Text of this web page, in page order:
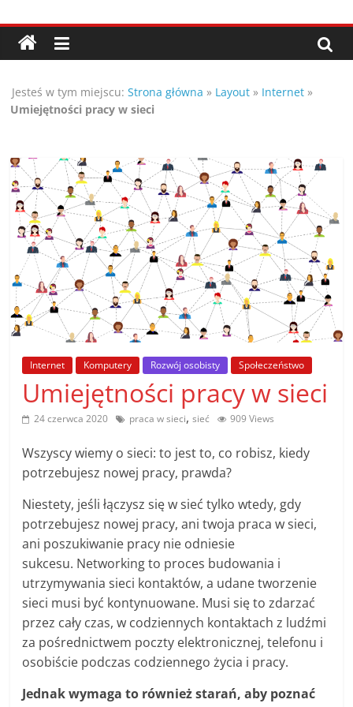
do
treści
Porady,
wskazówki
oraz
ciekawe
rady
–
poznaj
te
poradniki.
Porady
praktyczne
porady
wskazówki
poradniki
na
każdy
temat
Jesteś w tym miejscu: Strona główna » Layout » Internet »
Umiejętności pracy w sieci
Internet Komputery Rozwój osobisty Społeczeństwo
Umiejętności pracy w sieci
24 czerwca 2020 praca w sieci,sieć 909 Views
Wszyscy wiemy o sieci: to jest to, co robisz, kiedy
potrzebujesz nowej pracy, prawda?
Niestety, jeśli łączysz się w sieć tylko wtedy, gdy
potrzebujesz nowej pracy, ani twoja praca w sieci,
ani poszukiwanie pracy nie odniesie
sukcesu. Networking to proces budowania i
utrzymywania sieci kontaktów, a udane tworzenie
sieci musi być kontynuowane. Musi się to zdarzać
przez cały czas, w codziennych kontaktach z ludźmi
za pośrednictwem poczty elektronicznej, telefonu i
osobiście podczas codziennego życia i pracy.
Jednak wymaga to również starań, aby poznać